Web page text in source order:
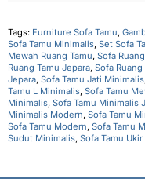
Tags: Furniture Sofa Tamu,
Sofa Tamu Minimalis, Set Sofa
Mewah Ruang Tamu, Sofa
Ruang Tamu Jepara, Sofa
Jepara, Sofa Tamu Jati Minimalis
Tamu L Minimalis, Sofa Tamu
Minimalis, Sofa Tamu Minimalis
Minimalis Modern, Sofa Tamu
Sofa Tamu Modern, Sofa Tamu
Sudut Minimalis, Sofa Tamu